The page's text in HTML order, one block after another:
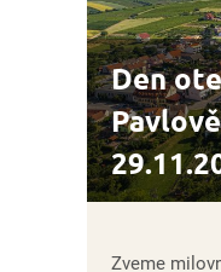
Den
Zveme